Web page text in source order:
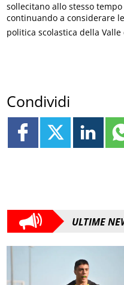
sollecitano allo stesso
continuando a considerare
politica scolastica della Valle
Condividi
ULTIME